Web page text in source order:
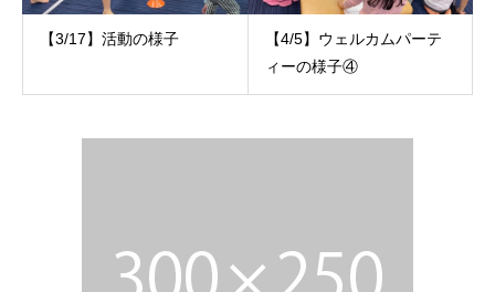
【3/17】活動の様子
【4/5】ウェルカムパーテ
ィーの様子④